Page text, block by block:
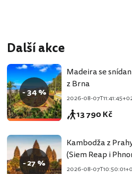
Další akce
- 34 %
Madeira se
z Brna
2026-08-
13 790 Kč
- 27 %
Kambodža z
(Siem Reap i
2026-08-